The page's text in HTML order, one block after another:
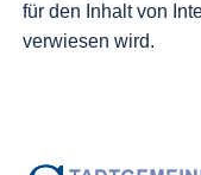
für den Inhalt von
verwiesen wird.